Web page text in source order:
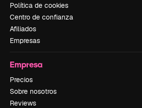
Política de cookies
Centro de confianza
Afiliados
Empresas
Empresa
Precios
Sobre nosotros
Reviews